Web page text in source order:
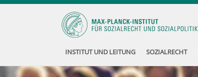
INSTITUT UND LEITUNG SOZIALRECHT